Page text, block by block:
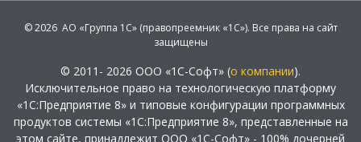
© 2026 АО «Группа 1С» (правопреемник «1С»). Все права на сайт
защищены
© 2011- 2026 ООО «1С-Софт» (о компании).
Исключительное право на технологическую платформу
«1С:Предприятие 8» и типовые конфигурации программных
продуктов системы «1С:Предприятие 8», представленные на
этом сайте, принадлежит ООО «1С-Софт» - 100% дочерней